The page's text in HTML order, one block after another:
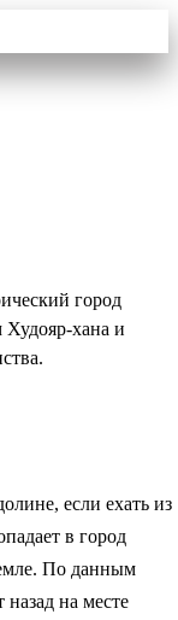
город
хана и
если ехать из
в город
По данным
назад на месте